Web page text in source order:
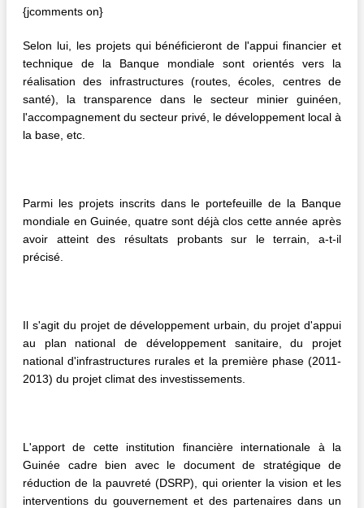
{jcomments on}
Selon lui, les projets qui bénéficieront de l'appui financier et
technique de la Banque mondiale sont orientés vers la
réalisation des infrastructures (routes, écoles, centres de
santé), la transparence dans le secteur minier guinéen,
l'accompagnement du secteur privé, le développement local à
la base, etc.
Parmi les projets inscrits dans le portefeuille de la Banque
mondiale en Guinée, quatre sont déjà clos cette année après
avoir atteint des résultats probants sur le terrain, a-t-il
précisé.
Il s'agit du projet de développement urbain, du projet d'appui
au plan national de développement sanitaire, du projet
national d'infrastructures rurales et la première phase (2011-
2013) du projet climat des investissements.
L'apport de cette institution financière internationale à la
Guinée cadre bien avec le document de stratégique de
réduction de la pauvreté (DSRP), qui orienter la vision et les
interventions du gouvernement et des partenaires dans un